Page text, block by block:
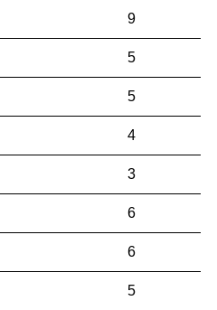
9
5
5
4
3
6
6
5